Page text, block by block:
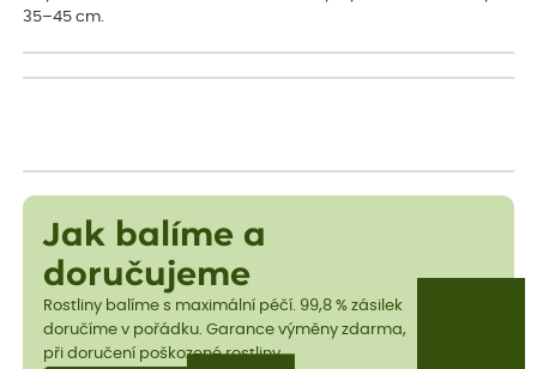
35–45 cm.
Jak balíme a
doručujeme
Rostliny balíme s maximální péčí. 99,8 % zásilek
doručíme v pořádku. Garance výměny zdarma,
při doručení poškozené rostliny.